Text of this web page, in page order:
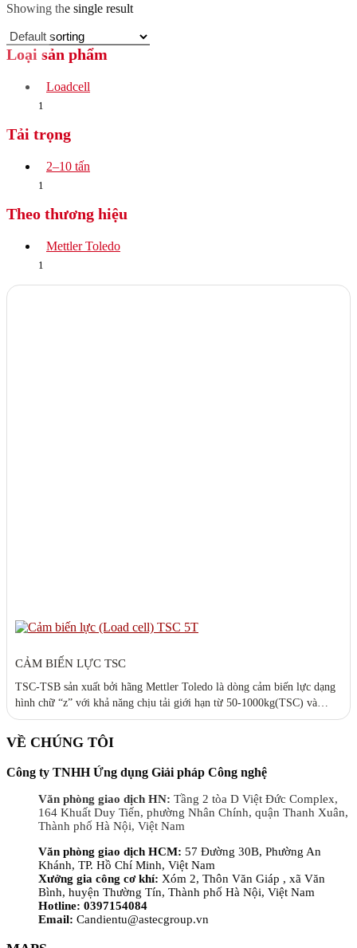
Showing the single result
Loại sản phẩm
Loadcell
1
Tải trọng
2–10 tấn
1
Theo thương hiệu
Mettler Toledo
1
CẢM BIẾN LỰC TSC
TSC-TSB sản xuất bởi hãng Mettler Toledo là dòng cảm biến lực dạng
hình chữ “z” với khả năng chịu tải giới hạn từ 50-1000kg(TSC) và
2000-5000kg (TSB) nên được ứng dụng chủ yếu trong các loại cân bàn
điện tử hoặc cân sàn điện tử.
VỀ CHÚNG TÔI
Công ty TNHH Ứng dụng Giải pháp Công nghệ
Văn phòng giao dịch HN: Tầng 2 tòa D Việt Đức Complex,
164 Khuất Duy Tiến, phường Nhân Chính, quận Thanh Xuân,
Thành phố Hà Nội, Việt Nam
Văn phòng giao dịch HCM: 57 Đường 30B, Phường An
Khánh, TP. Hồ Chí Minh, Việt Nam
Xưởng gia công cơ khí: Xóm 2, Thôn Văn Giáp , xã Văn
Bình, huyện Thường Tín, Thành phố Hà Nội, Việt Nam
Hotline: 0397154084
Email: Candientu@astecgroup.vn